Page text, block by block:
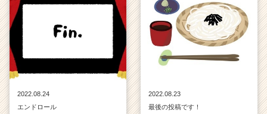
2022.08.24
エンドロール
2022.08.23
最後の投稿です！